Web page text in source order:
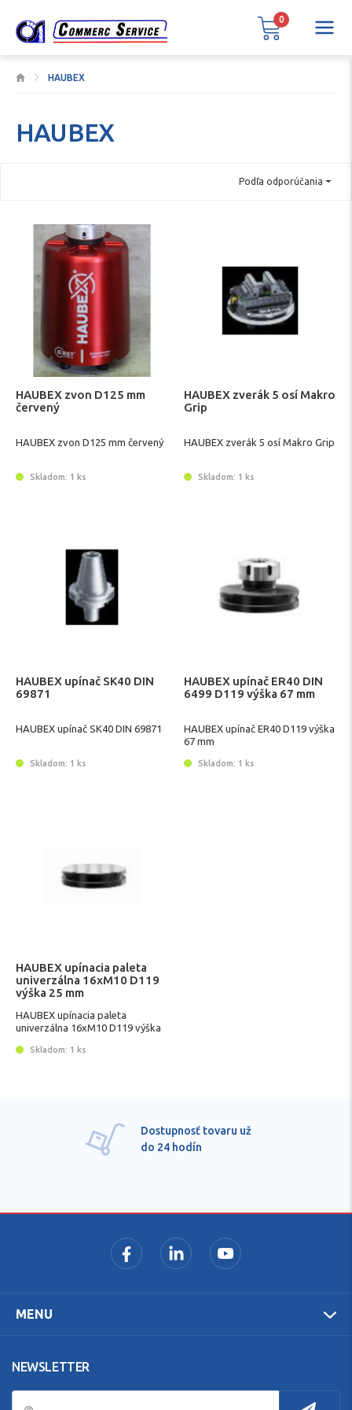
HAUBEX
HAUBEX
Podľa odporúčania
HAUBEX zvon D125 mm
červený
HAUBEX zvon D125 mm červený
Skladom: 1 ks
HAUBEX zverák 5 osí Makro
Grip
HAUBEX zverák 5 osí Makro Grip
Skladom: 1 ks
HAUBEX upínač SK40 DIN
69871
HAUBEX upínač SK40 DIN 69871
Skladom: 1 ks
HAUBEX upínač ER40 DIN
6499 D119 výška 67 mm
HAUBEX upínač ER40 D119 výška
67 mm
Skladom: 1 ks
HAUBEX upínacia paleta
univerzálna 16xM10 D119
výška 25 mm
HAUBEX upínacia paleta
univerzálna 16xM10 D119 výška
Skladom: 1 ks
Dostupnosť tovaru už
do 24 hodín
MENU
NEWSLETTER
0